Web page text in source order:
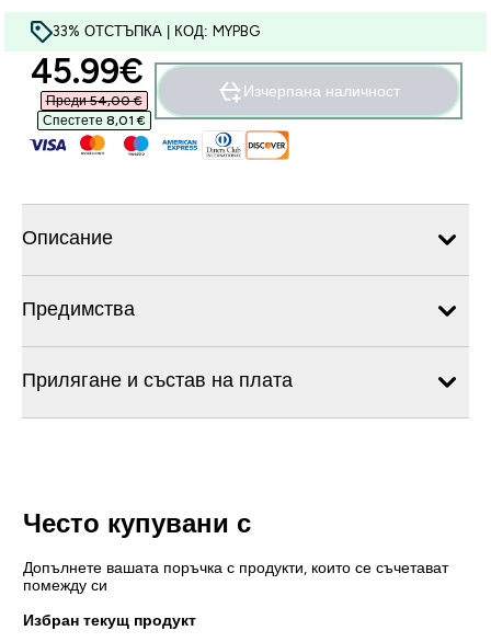
33% ОТСТЪПКА | КОД: MYPBG
discounted price
45.99€‎
Преди 54,00 €‎
Спестете 8,01 €‎
Изчерпана наличност
Описание
Предимства
Прилягане и състав на плата
Често купувани с
Допълнете вашата поръчка с продукти, които се съчетават
помежду си
Избран текущ продукт